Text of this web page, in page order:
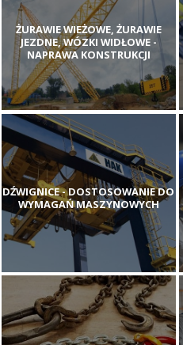
ŻURAWIE WIEŻOWE, ŻURAWIE
JEZDNE, WÓZKI WIDŁOWE -
NAPRAWA KONSTRUKCJI
DŹWIGNICE - DOSTOSOWANIE DO
WYMAGAŃ MASZYNOWYCH